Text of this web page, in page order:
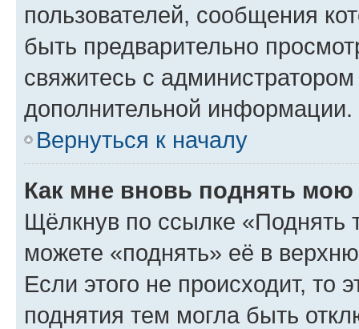
пользователей, сообщения
быть предварительно
свяжитесь с
дополнительной информации.
Вернуться к началу
Как мне вновь поднять мою
Щёлкнув по ссылке «Поднять
можете «поднять» её в
Если этого не происходит, то
поднятия тем могла быть